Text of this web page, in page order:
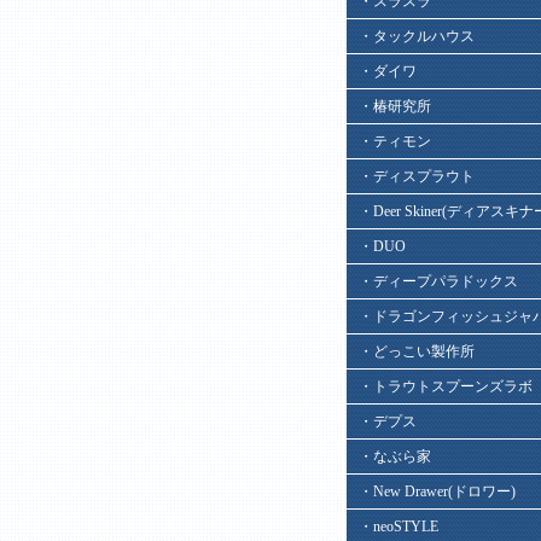
・タックルハウス
・ダイワ
・椿研究所
・ティモン
・ディスプラウト
・Deer Skiner(ディアスキナ
・DUO
・ディープパラドックス
・ドラゴンフィッシュジャ
・どっこい製作所
・トラウトスプーンズラボ
・デプス
・なぶら家
・New Drawer(ドロワー)
・neoSTYLE